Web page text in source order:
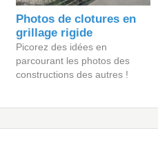
Photos de clotures en
grillage rigide
Picorez des idées en
parcourant les photos des
constructions des autres !